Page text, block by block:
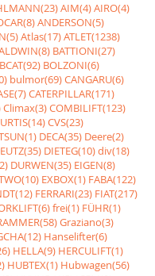
AIM(4)AIRO(4)
ANDERSON(5)
Atlas(17)ATLET(1238)
BATTIONI(27)
BOLZONI(6)
bulmor(69)CANGARU(6)
CATERPILLAR(171)
Climax(3)COMBILIFT(123)
CVS(23)
DECA(35) Deere(2)
DIETEG(10)div(18)
DURWEN(35) EIGEN(8)
EXBOX(1) FABA(122)
FERRARI(23) FIAT(217)
frei(1) FÜHR(1)
Graziano(3)
Hanselifter(6)
HELLA(9) HERCULIFT(1)
HUBTEX(1) Hubwagen(56)